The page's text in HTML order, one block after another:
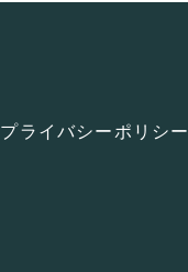
プライバシーポリシー